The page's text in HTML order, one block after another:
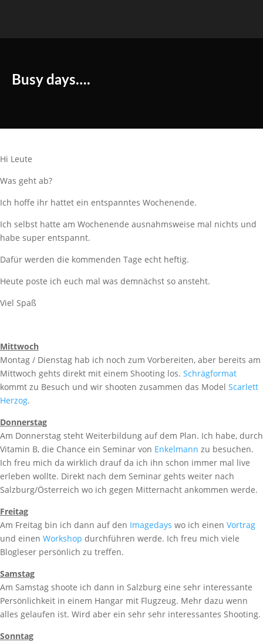
Busy days….
Hi Leute
Was geht ab?
Ich hoffe ihr hattet ein entspanntes Wochenende.
Ich selbst hatte am Wochenende ausnahmsweise mal nichts und
habe super entspannt.
Dafür werden die kommenden Tage echt heftig.
Heute poste ich euch mal was demnächst so ansteht.
Viel Spaß
Mittwoch
Montag / Dienstag hab ich noch zum Vorbereiten, aber bereits am
Mittwoch gehts direkt mit einem Shooting los. Schrägformat
kommt zu Besuch und wir shooten zusammen das Model Scarlett
Herzog.
Donnerstag
Am Donnerstag steht Weiterbildung auf dem Plan. Ich habe, durch
Vitamin B, die Chance ein Seminar von Enkelmann zu besuchen.
Ich freu mich da wirklich drauf da ich ihn schon immer mal live
erleben wollte. Direkt nach dem Seminar gehts weiter nach
Salzburg/Österreich wo ich gegen Mitternacht ankommen werde.
Freitag
Am Freitag bin ich dann auf den Imagedays wo ich einen Vortrag
und einen Workshop durchführen werde. Ich freu mich viele
Blogleser persönlich zu treffen.
Samstag
Am Samstag shoote ich dann in Salzburg eine sehr interessante
Persönlichkeit in einem Hangar mit Flugzeug. Mehr dazu wenn
alles gelaufen ist. Wird aber ein sehr sehr interessantes Shooting.
Sonntag